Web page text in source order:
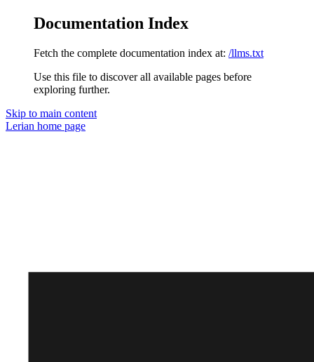
Documentation Index
Fetch the complete documentation index at: /llms.txt
Use this file to discover all available pages before
exploring further.
Skip to main content
Lerian home page